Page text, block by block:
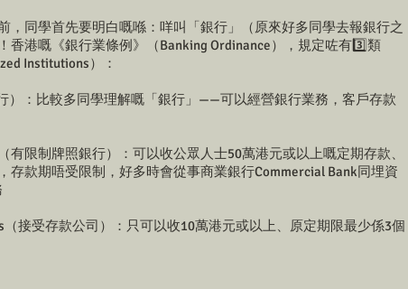
，同學首先要明白嘅喺：咩叫「銀行」（原來好多同學去報銀行之
香港嘅《銀行業條例》（Banking Ordinance），規定咗有3️⃣類
Institutions）：
）：比較多同學理解嘅「銀行」——可以經營銀行業務，客戶存款
有限制牌照銀行）：可以收公眾人士50萬港元或以上嘅定期存款、
存款期唔受限制，好多時會從事商業銀行Commercial Bank同埋資
（接受存款公司）：只可以收10萬港元或以上、原定期限最少係3個